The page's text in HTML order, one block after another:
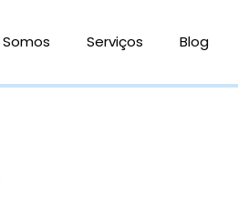
Serviços Blog